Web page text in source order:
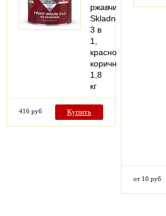
ржавчине
Skladno,
3 в
1,
красно-
коричневая,
1,8
кг
416 руб Купить
от 10 руб